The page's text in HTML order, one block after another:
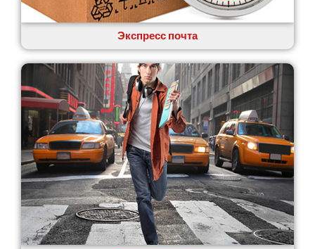
Экспресс почта